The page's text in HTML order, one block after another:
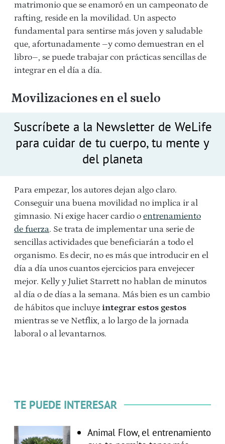
matrimonio que se enamoró en un campeonato de
rafting, reside en la movilidad. Un aspecto
fundamental para sentirse más joven y saludable
que, afortunadamente –y como demuestran en el
libro–, se puede trabajar con prácticas sencillas de
integrar en el día a día.
Movilizaciones en el suelo
Suscríbete a la Newsletter de WeLife
para cuidar de tu cuerpo, tu mente y
del planeta
Para empezar, los autores dejan algo claro.
Conseguir una buena movilidad no implica ir al
gimnasio. Ni exige hacer cardio o entrenamiento
de fuerza. Se trata de implementar una serie de
sencillas actividades que beneficiarán a todo el
organismo. Es decir, no es más que introducir en el
día a día unos cuantos ejercicios para envejecer
mejor. Kelly y Juliet Starrett no hablan de minutos
al día o de días a la semana. Más bien es un cambio
de hábitos que incluye integrar estos gestos
mientras se ve Netflix, a lo largo de la jornada
laboral o al levantarnos.
TE PUEDE INTERESAR
Animal Flow, el entrenamiento